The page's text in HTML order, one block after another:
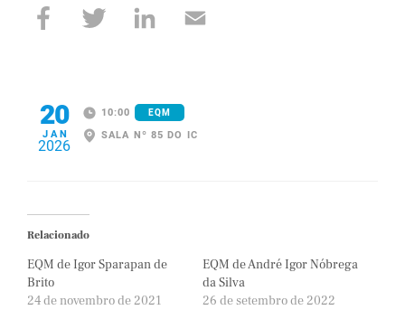
20
JAN
2026
10:00 EQM
SALA Nº 85 DO IC
Relacionado
EQM de Igor Sparapan de
Brito
24 de novembro de 2021
EQM de André Igor Nóbrega
da Silva
26 de setembro de 2022